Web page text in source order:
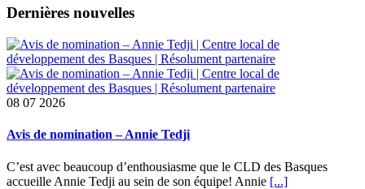
Dernières nouvelles
08 07 2026
Avis de nomination – Annie Tedji
C’est avec beaucoup d’enthousiasme que le CLD des Basques
accueille Annie Tedji au sein de son équipe! Annie [...]